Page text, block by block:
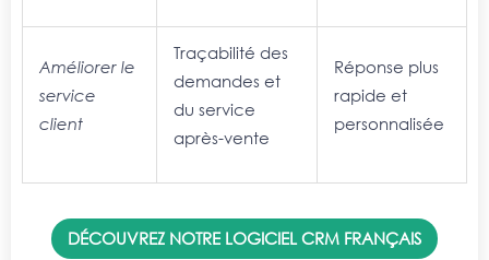
Améliorer le
service
client
Traçabilité des
demandes et
du service
après-vente
Réponse plus
rapide et
personnalisée
DÉCOUVREZ NOTRE LOGICIEL CRM FRANÇAIS